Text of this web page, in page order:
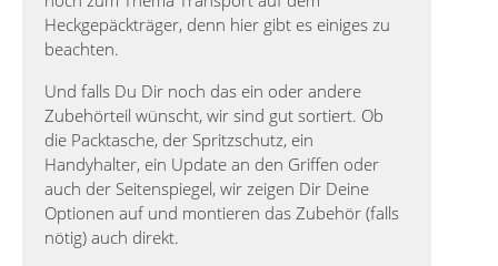
Heckgepäckträger, denn hier gibt es einiges zu
beachten.
Und falls Du Dir noch das ein oder andere
Zubehörteil wünscht, wir sind gut sortiert. Ob
die Packtasche, der Spritzschutz, ein
Handyhalter, ein Update an den Griffen oder
auch der Seitenspiegel, wir zeigen Dir Deine
Optionen auf und montieren das Zubehör (falls
nötig) auch direkt.